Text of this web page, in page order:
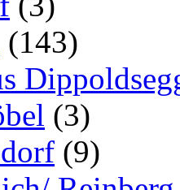
(143)
(3)
(9)